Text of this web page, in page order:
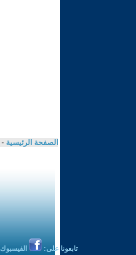
الصفحة الرئيسية -
تابعونا على: الفيسبوك